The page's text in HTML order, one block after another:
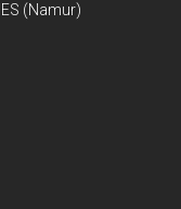
(Namur)